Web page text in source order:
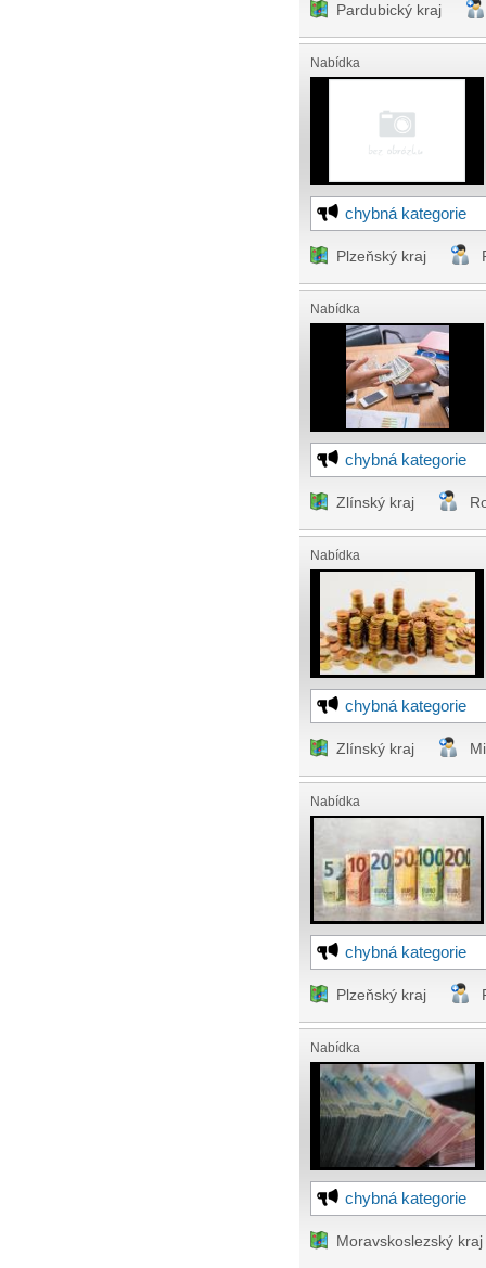
Pardubický kraj
Nabídka
chybná kategorie
Plzeňský kraj
Nabídka
chybná kategorie
Zlínský kraj
Nabídka
chybná kategorie
Zlínský kraj
Nabídka
chybná kategorie
Plzeňský kraj
Nabídka
chybná kategorie
Moravskoslezský kraj